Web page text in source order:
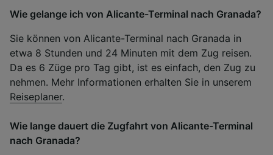
Wie gelange ich von Alicante-Terminal nach Granada?
Sie können von Alicante-Terminal nach Granada in
etwa 8 Stunden und 24 Minuten mit dem Zug reisen.
Da es 6 Züge pro Tag gibt, ist es einfach, den Zug zu
nehmen. Mehr Informationen erhalten Sie in unserem
Reiseplaner.
Wie lange dauert die Zugfahrt von Alicante-Terminal
nach Granada?